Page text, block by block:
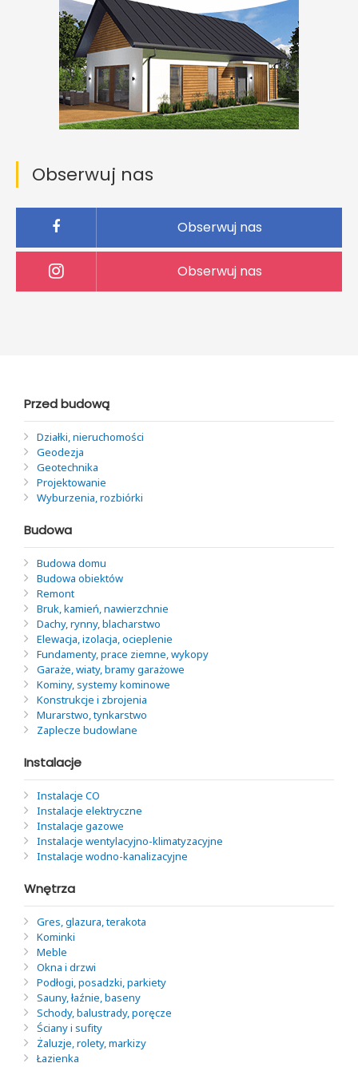
Obserwuj nas
Obserwuj nas
Obserwuj nas
Przed budową
Działki, nieruchomości
Geodezja
Geotechnika
Projektowanie
Wyburzenia, rozbiórki
Budowa
Budowa domu
Budowa obiektów
Remont
Bruk, kamień, nawierzchnie
Dachy, rynny, blacharstwo
Elewacja, izolacja, ocieplenie
Fundamenty, prace ziemne, wykopy
Garaże, wiaty, bramy garażowe
Kominy, systemy kominowe
Konstrukcje i zbrojenia
Murarstwo, tynkarstwo
Zaplecze budowlane
Instalacje
Instalacje CO
Instalacje elektryczne
Instalacje gazowe
Instalacje wentylacyjno-klimatyzacyjne
Instalacje wodno-kanalizacyjne
Wnętrza
Gres, glazura, terakota
Kominki
Meble
Okna i drzwi
Podłogi, posadzki, parkiety
Sauny, łaźnie, baseny
Schody, balustrady, poręcze
Ściany i sufity
Żaluzje, rolety, markizy
Łazienka